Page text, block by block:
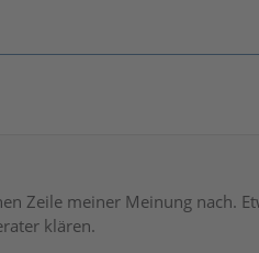
Zeile meiner Meinung nach.
klären.